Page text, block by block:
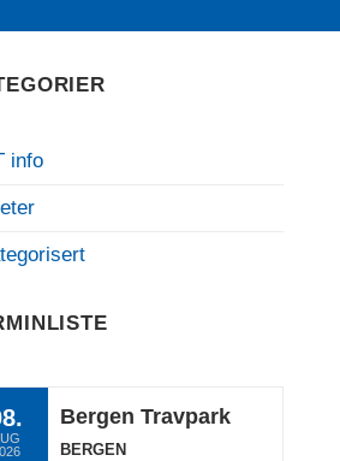
info
Bergen Travpark
BERGEN